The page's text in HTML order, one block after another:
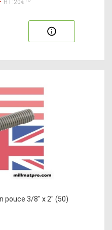
HT:20€
pouce 3/8" x 2" (50)